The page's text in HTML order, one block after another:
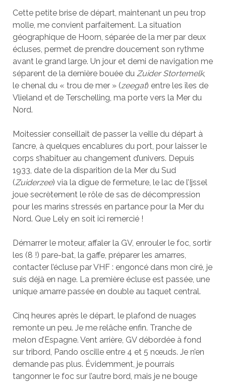
Cette petite brise de départ, maintenant un peu trop
molle, me convient parfaitement. La situation
géographique de Hoorn, séparée de la mer par deux
écluses, permet de prendre doucement son rythme
avant le grand large. Un jour et demi de navigation me
séparent de la dernière bouée du Zuider Stortemelk,
le chenal du « trou de mer » (zeegat) entre les îles de
Vlieland et de Terschelling, ma porte vers la Mer du
Nord.
Moitessier conseillait de passer la veille du départ à
l’ancre, à quelques encablures du port, pour laisser le
corps s’habituer au changement d’univers. Depuis
1933, date de la disparition de la Mer du Sud
(Zuiderzee) via la digue de fermeture, le lac de l’Ijssel
joue secrètement le rôle de sas de décompression
pour les marins stressés en partance pour la Mer du
Nord. Que Lely en soit ici remercié !
Démarrer le moteur, affaler la GV, enrouler le foc, sortir
les (8 !) pare-bat, la gaffe, préparer les amarres,
contacter l’écluse par VHF : engoncé dans mon ciré, je
suis déjà en nage. La première écluse est passée, une
unique amarre passée en double au taquet central.
Cinq heures après le départ, le plafond de nuages
remonte un peu. Je me relâche enfin. Tranche de
melon d’Espagne. Vent arrière, GV débordée à fond
sur tribord, Pando oscille entre 4 et 5 nœuds. Je n’en
demande pas plus. Évidemment, je pourrais
tangonner le foc sur l’autre bord, mais je ne bouge